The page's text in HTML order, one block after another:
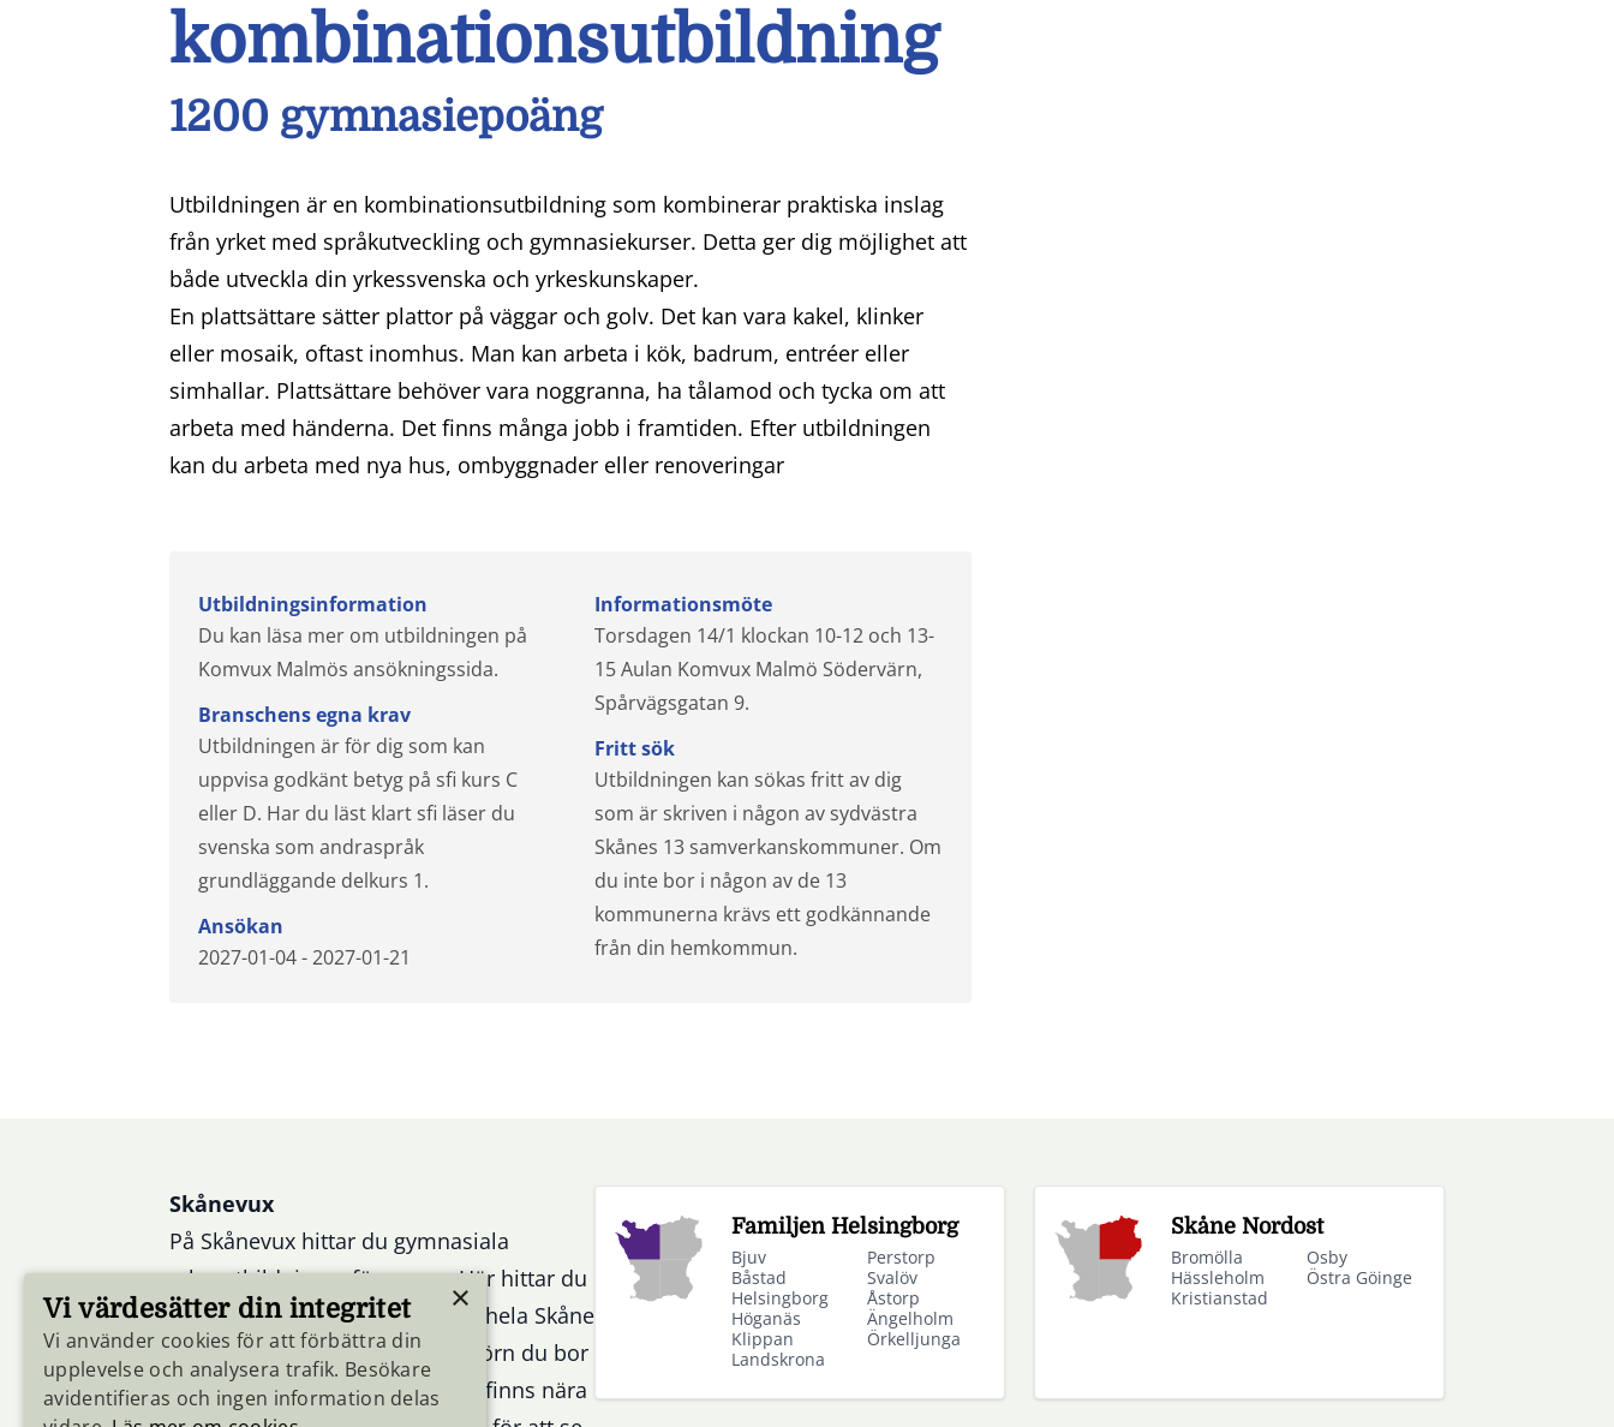
kombinationsutbildning
1200 gymnasiepoäng
Utbildningen är en kombinationsutbildning som kombinerar praktiska inslag
från yrket med språkutveckling och gymnasiekurser. Detta ger dig möjlighet att
både utveckla din yrkessvenska och yrkeskunskaper.
En plattsättare sätter plattor på väggar och golv. Det kan vara kakel, klinker
eller mosaik, oftast inomhus. Man kan arbeta i kök, badrum, entréer eller
simhallar. Plattsättare behöver vara noggranna, ha tålamod och tycka om att
arbeta med händerna. Det finns många jobb i framtiden. Efter utbildningen
kan du arbeta med nya hus, ombyggnader eller renoveringar
Utbildningsinformation
Du kan läsa mer om utbildningen på
Komvux Malmös ansökningssida.
Branschens egna krav
Utbildningen är för dig som kan
uppvisa godkänt betyg på sfi kurs C
eller D. Har du läst klart sfi läser du
svenska som andraspråk
grundläggande delkurs 1.
Ansökan
2027-01-04 - 2027-01-21
Informationsmöte
Torsdagen 14/1 klockan 10-12 och 13-
15 Aulan Komvux Malmö Södervärn,
Spårvägsgatan 9.
Fritt sök
Utbildningen kan sökas fritt av dig
som är skriven i någon av sydvästra
Skånes 13 samverkanskommuner. Om
du inte bor i någon av de 13
kommunerna krävs ett godkännande
från din hemkommun.
Skånevux
På Skånevux hittar du gymnasiala
yrkesutbildningar för vuxna. Här hittar du
gymnasiala yrkesutbildningar i hela Skåne
samlade på en plats. Välj det hörn du bor
i och se vilka utbildningar som finns nära
Familjen Helsingborg
Bjuv
Båstad
Helsingborg
Höganäs
Klippan
Landskrona
Perstorp
Svalöv
Åstorp
Ängelholm
Örkelljunga
Skåne Nordost
Bromölla
Hässleholm
Kristianstad
Osby
Östra Göinge
×
Vi värdesätter din integritet
Vi använder cookies för att förbättra din
upplevelse och analysera trafik. Besökare
avidentifieras och ingen information delas